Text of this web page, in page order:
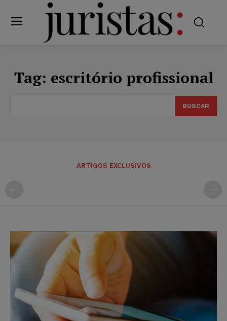
Tag: escritório profissional
BUSCAR
ARTIGOS EXCLUSIVOS